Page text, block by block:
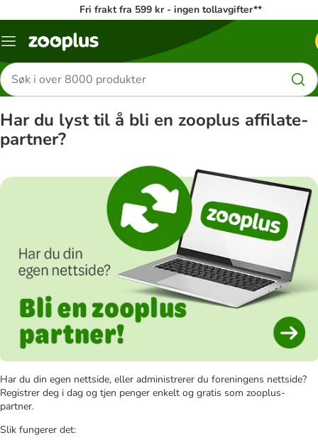
Fri frakt fra 599 kr - ingen tollavgifter**
Katalogmeny
Søk
etter
produkter
Har du lyst til å bli en zooplus affilate-
partner?
Har du din egen nettside, eller administrerer du foreningens nettside?
Registrer deg i dag og tjen penger enkelt og gratis som zooplus-
partner.
Slik fungerer det: